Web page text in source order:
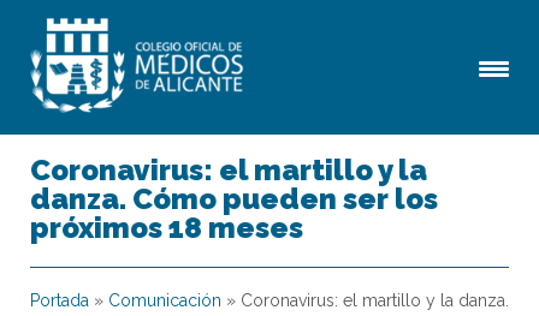
Coronavirus: el martillo y la
danza. Cómo pueden ser los
próximos 18 meses
Portada » Comunicación » Coronavirus: el martillo y la danza.